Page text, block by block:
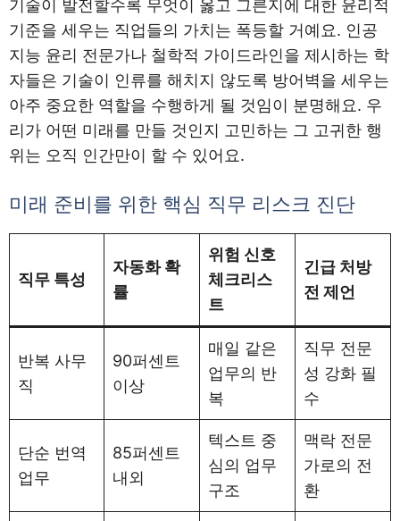
기술이 발전할수록 무엇이 옳고 그른지에 대한 윤리적
기준을 세우는 직업들의 가치는 폭등할 거예요. 인공
지능 윤리 전문가나 철학적 가이드라인을 제시하는 학
자들은 기술이 인류를 해치지 않도록 방어벽을 세우는
아주 중요한 역할을 수행하게 될 것임이 분명해요. 우
리가 어떤 미래를 만들 것인지 고민하는 그 고귀한 행
위는 오직 인간만이 할 수 있어요.
미래 준비를 위한 핵심 직무 리스크 진단
직무 특성
자동화 확
률
위험 신호
체크리스
트
긴급 처방
전 제언
반복 사무
직
90퍼센트
이상
매일 같은
업무의 반
복
직무 전문
성 강화 필
수
단순 번역
업무
85퍼센트
내외
텍스트 중
심의 업무
구조
맥락 전문
가로의 전
환